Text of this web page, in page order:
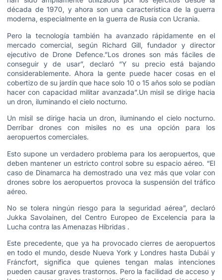
década de 1970, y ahora son una característica de la guerra
moderna, especialmente en la guerra de Rusia con Ucrania.
Pero la tecnología también ha avanzado rápidamente en el
mercado comercial, según Richard Gill, fundador y director
ejecutivo de Drone Defence.”Los drones son más fáciles de
conseguir y de usar”, declaró “Y su precio está bajando
considerablemente. Ahora la gente puede hacer cosas en el
cobertizo de su jardín que hace solo 10 o 15 años solo se podían
hacer con capacidad militar avanzada”.Un misil se dirige hacia
un dron, iluminando el cielo nocturno.
Un misil se dirige hacia un dron, iluminando el cielo nocturno.
Derribar drones con misiles no es una opción para los
aeropuertos comerciales.
Esto supone un verdadero problema para los aeropuertos, que
deben mantener un estricto control sobre su espacio aéreo. “El
caso de Dinamarca ha demostrado una vez más que volar con
drones sobre los aeropuertos provoca la suspensión del tráfico
aéreo.
No se tolera ningún riesgo para la seguridad aérea”, declaró
Jukka Savolainen, del Centro Europeo de Excelencia para la
Lucha contra las Amenazas Híbridas .
Este precedente, que ya ha provocado cierres de aeropuertos
en todo el mundo, desde Nueva York y Londres hasta Dubái y
Fráncfort, significa que quienes tengan malas intenciones
pueden causar graves trastornos. Pero la facilidad de acceso y